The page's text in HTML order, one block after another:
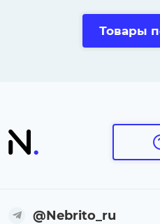
Товары
@Nebrito_ru